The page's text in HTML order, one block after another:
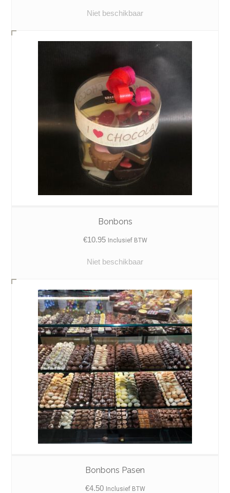
Niet beschikbaar
Bonbons
€10.95 Inclusief BTW
Niet beschikbaar
Bonbons Pasen
€4.50 Inclusief BTW